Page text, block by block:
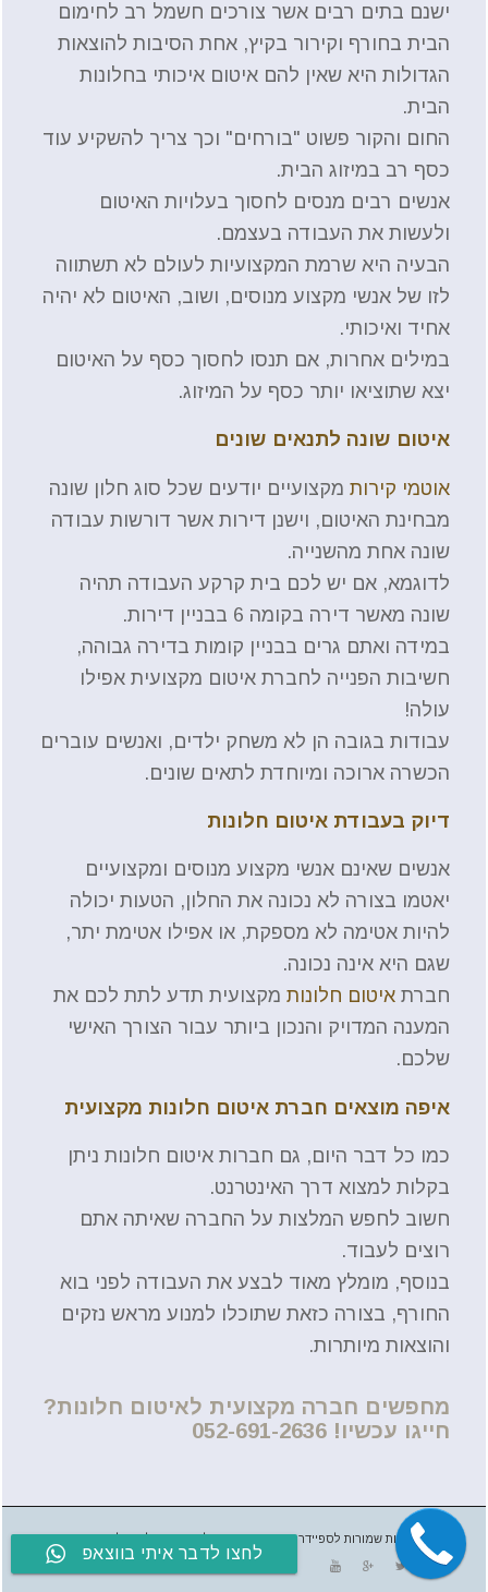
ישנם בתים רבים אשר צורכים חשמל רב לחימום
הבית בחורף וקירור בקיץ, אחת הסיבות להוצאות
הגדולות היא שאין להם איטום איכותי בחלונות
הבית.
החום והקור פשוט "בורחים" וכך צריך להשקיע עוד
כסף רב במיזוג הבית.
אנשים רבים מנסים לחסוך בעלויות האיטום
ולעשות את העבודה בעצמם.
הבעיה היא שרמת המקצועיות לעולם לא תשתווה
לזו של אנשי מקצוע מנוסים, ושוב, האיטום לא יהיה
אחיד ואיכותי.
במילים אחרות, אם תנסו לחסוך כסף על האיטום
יצא שתוציאו יותר כסף על המיזוג.
איטום שונה לתנאים שונים
אוטמי קירות מקצועיים יודעים שכל סוג חלון שונה
מבחינת האיטום, וישנן דירות אשר דורשות עבודה
שונה אחת מהשנייה.
לדוגמא, אם יש לכם בית קרקע העבודה תהיה
שונה מאשר דירה בקומה 6 בבניין דירות.
במידה ואתם גרים בבניין קומות בדירה גבוהה,
חשיבות הפנייה לחברת איטום מקצועית אפילו
עולה!
עבודות בגובה הן לא משחק ילדים, ואנשים עוברים
הכשרה ארוכה ומיוחדת לתאים שונים.
דיוק בעבודת איטום חלונות
אנשים שאינם אנשי מקצוע מנוסים ומקצועיים
יאטמו בצורה לא נכונה את החלון, הטעות יכולה
להיות אטימה לא מספקת, או אפילו אטימת יתר,
שגם היא אינה נכונה.
חברתאיטום חלונות מקצועית תדע לתת לכם את
המענה המדויק והנכון ביותר עבור הצורך האישי
שלכם.
איפה מוצאים חברת איטום חלונות מקצועית
כמו כל דבר היום, גם חברות איטום חלונות ניתן
בקלות למצוא דרך האינטרנט.
חשוב לחפש המלצות על החברה שאיתה אתם
רוצים לעבוד.
בנוסף, מומלץ מאוד לבצע את העבודה לפני בוא
החורף, בצורה כזאת שתוכלו למנוע מראש נזקים
והוצאות מיותרות.
מחפשים חברה מקצועית לאיטום חלונות?
חייגו עכשיו! 052-691-2636
@כל הזכויות שמורות לספיידר עבודות גובה, אין להעתיק או לשכפל
לחצו לדבר איתי בווצאפ